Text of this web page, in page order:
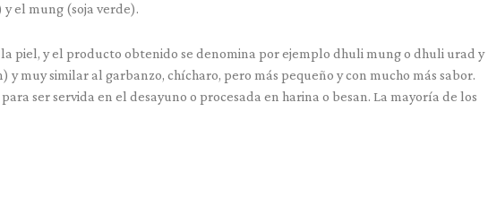
el mung (soja verde).
piel, y el producto obtenido se denomina por ejemplo dhuli mung o dhuli urad y
muy similar al garbanzo, chícharo, pero más pequeño y con mucho más sabor.
ser servida en el desayuno o procesada en harina o besan. La mayoría de los